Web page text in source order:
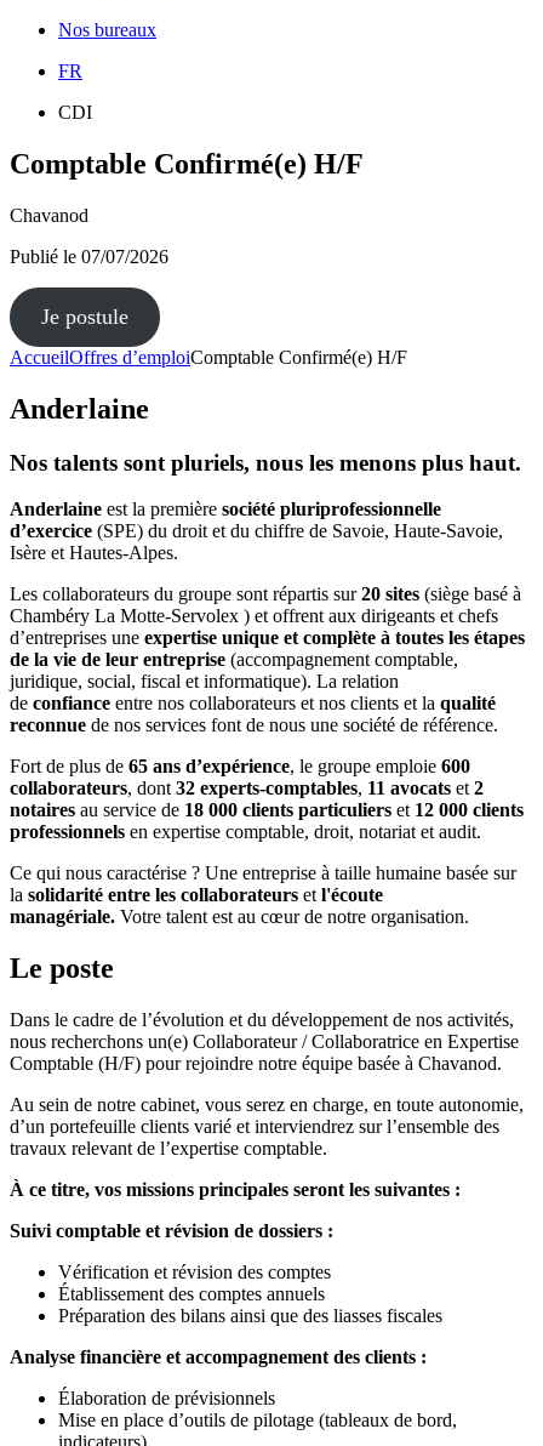
Nos bureaux
FR
CDI
Comptable Confirmé(e) H/F
Chavanod
Publié le 07/07/2026
Je postule
AccueilOffres d’emploiComptable Confirmé(e) H/F
Anderlaine
Nos talents sont pluriels, nous les menons plus haut.
Anderlaine est la première société pluriprofessionnelle
d’exercice (SPE) du droit et du chiffre de Savoie, Haute-Savoie,
Isère et Hautes-Alpes.
Les collaborateurs du groupe sont répartis sur20 sites (siège basé à
Chambéry La Motte-Servolex ) et offrent aux dirigeants et chefs
d’entreprises une expertise unique et complète à toutes les étapes
de la vie de leur entreprise (accompagnement comptable,
juridique, social, fiscal et informatique). La relation
de confiance entre nos collaborateurs et nos clients et la qualité
reconnue de nos services font de nous une société de référence.
Fort de plus de 65 ans d’expérience, le groupe emploie 600
collaborateurs, dont 32 experts-comptables, 11 avocats et 2
notaires au service de 18 000 clients particuliers et 12 000 clients
professionnels en expertise comptable, droit, notariat et audit.
Ce qui nous caractérise ? Une entreprise à taille humaine basée sur
la solidarité entre les collaborateurs et l'écoute
managériale. Votre talent est au cœur de notre organisation.
Le poste
Dans le cadre de l’évolution et du développement de nos activités,
nous recherchons un(e) Collaborateur / Collaboratrice en Expertise
Comptable (H/F) pour rejoindre notre équipe basée à Chavanod.
Au sein de notre cabinet, vous serez en charge, en toute autonomie,
d’un portefeuille clients varié et interviendrez sur l’ensemble des
travaux relevant de l’expertise comptable.
À ce titre, vos missions principales seront les suivantes :
Suivi comptable et révision de dossiers :
Vérification et révision des comptes
Établissement des comptes annuels
Préparation des bilans ainsi que des liasses fiscales
Analyse financière et accompagnement des clients :
Élaboration de prévisionnels
Mise en place d’outils de pilotage (tableaux de bord,